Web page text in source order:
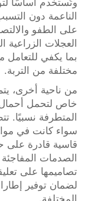
وتُستخدم أساسًا
الناعمة دون
على الطفو
العجلات
بما يكفي
مختلفة من التربة.
من ناحية أخرى،
خاص لتحمل أحمال
المتطرفة نسبيًا.
سواء كانت في
قاسية قادرة على
الصدمات
تصاميمها على
لضمان توفير